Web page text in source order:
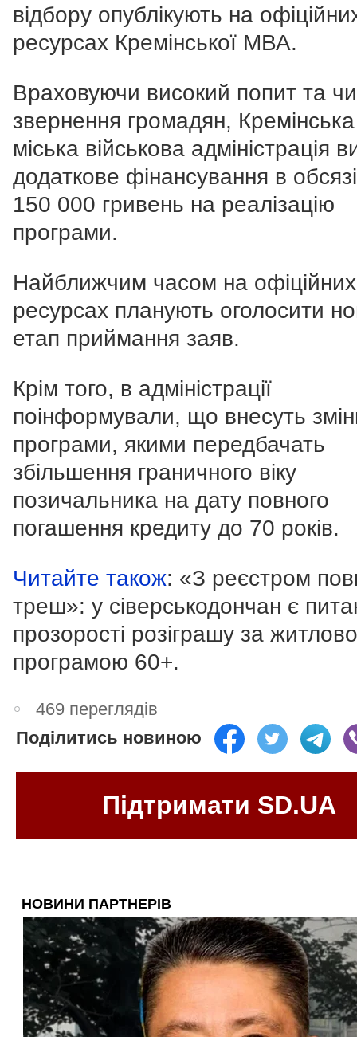
відбору опублікують на
ресурсах Кремінської МВА.
Враховуючи високий попит та
звернення громадян, Кремінська
міська військова адміністрація
додаткове фінансування в
150 000 гривень на реалізацію
програми.
Найближчим часом на офіційних
ресурсах планують оголосити
етап приймання заяв.
Крім того, в адміністрації
поінформували, що внесуть
програми, якими передбачать
збільшення граничного віку
позичальника на дату повного
погашення кредиту до 70 років.
Читайте також: «З реєстром
треш»: у сіверськодончан є
прозорості розіграшу за
програмою 60+.
469 переглядів
Поділитись новиною
Підтримати SD.UA